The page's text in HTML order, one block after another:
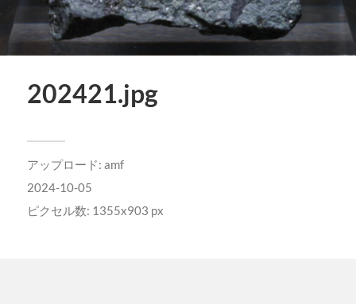
202421.jpg
アップロード: amf
2024-10-05
ピクセル数: 1355x903 px